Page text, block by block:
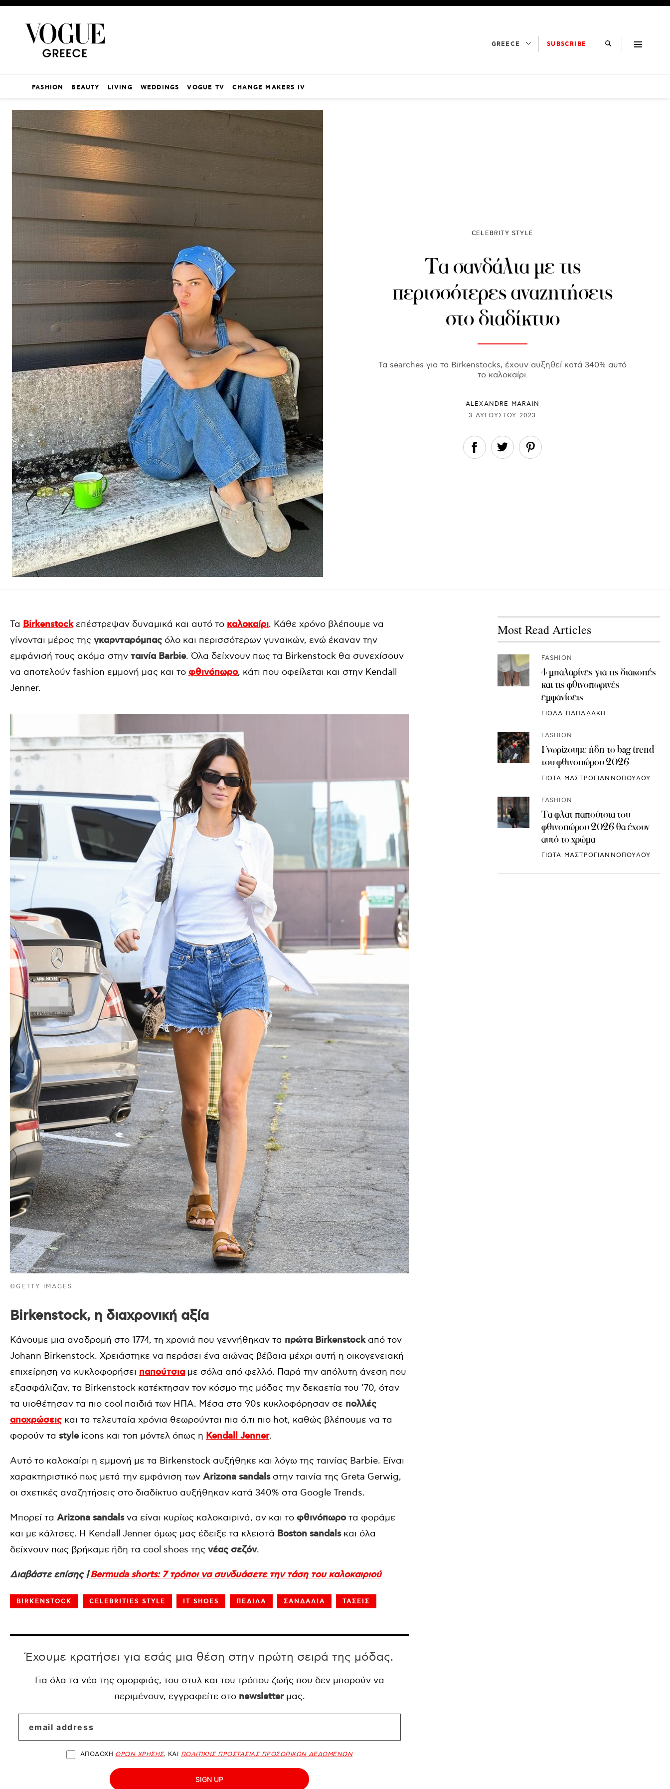
GREECE SUBSCRIBE
FASHION BEAUTY LIVING WEDDINGS VOGUE TV CHANGE MAKERS IV
CELEBRITY STYLE
Τα σανδάλια με τις
περισσότερες αναζητήσεις
στο διαδίκτυο
Τα searches για τα Birkenstocks, έχουν αυξηθεί κατά 340% αυτό
το καλοκαίρι.
ALEXANDRE MARAIN
3 ΑΥΓΟΎΣΤΟΥ 2023
Τα Birkenstockεπέστρεψαν δυναμικά και αυτό το καλοκαίρι. Κάθε χρόνο βλέπουμε να
γίνονται μέρος της γκαρνταρόμπας όλο και περισσότερων γυναικών, ενώ έκαναν την
εμφάνισή τους ακόμα στην ταινία Barbie. Όλα δείχνουν πως τα Birkenstock θα συνεχίσουν
να αποτελούν fashion εμμονή μας και το φθινόπωρο, κάτι που οφείλεται και στην Kendall
Jenner.
©GETTY IMAGES
Birkenstock, η διαχρονική αξία
Κάνουμε μια αναδρομή στο 1774, τη χρονιά που γεννήθηκαν τα πρώτα Birkenstockαπό τον
Johann Birkenstock. Χρειάστηκε να περάσει ένα αιώνας βέβαια μέχρι αυτή η οικογενειακή
επιχείρηση να κυκλοφορήσει παπούτσια με σόλα από φελλό. Παρά την απόλυτη άνεση που
εξασφάλιζαν, τα Birkenstock κατέκτησαν τον κόσμο της μόδας την δεκαετία του ’70, όταν
τα υιοθέτησαν τα πιο cool παιδιά των ΗΠΑ. Μέσα στα 90s κυκλοφόρησαν σε πολλές
αποχρώσεις και τα τελευταία χρόνια θεωρούνται πια ό,τι πιο hot, καθώς βλέπουμε να τα
φορούν τα styleicons και τοπ μόντελ όπως η Kendall Jenner.
Αυτό το καλοκαίρι η εμμονή με τα Birkenstock αυξήθηκε και λόγω της ταινίας Barbie. Είναι
χαρακτηριστικό πως μετά την εμφάνιση των Arizona sandalsστην ταινία της Greta Gerwig,
οι σχετικές αναζητήσεις στο διαδίκτυο αυξήθηκαν κατά 340% στα Google Trends.
Μπορεί τα Arizona sandalsνα είναι κυρίως καλοκαιρινά, αν και το φθινόπωροτα φοράμε
και με κάλτσες. Η Kendall Jenner όμως μας έδειξε τα κλειστά Boston sandalsκαι όλα
δείχνουν πως βρήκαμε ήδη τα cool shoes της νέας σεζόν.
Διαβάστε επίσης |Bermuda shorts: 7 τρόποι να συνδυάσετε την τάση του καλοκαιριού
BIRKENSTOCK CELEBRITIES STYLE IT SHOES ΠΕΔΙΛΑ ΣΑΝΔΑΛΙΑ ΤΑΣΕΙΣ
Έχουμε κρατήσει για εσάς μια θέση στην πρώτη σειρά της μόδας.
Για όλα τα νέα της ομορφιάς, του στυλ και του τρόπου ζωής που δεν μπορούν να
περιμένουν, εγγραφείτε στο newsletterμας.
ΑΠΟΔΟΧΗ ΟΡΩΝ ΧΡΗΣΗΣ, ΚΑΙ ΠΟΛΙΤΙΚΗΣ ΠΡΟΣΤΑΣΙΑΣ ΠΡΟΣΩΠΙΚΩΝ ΔΕΔΟΜΕΝΩΝ
SIGN UP
Most Read Articles
FASHION
4 μπαλαρίνες για τις διακοπές
και τις φθινοπωρινές
εμφανίσεις
ΓΙΟΛΑ ΠΑΠΑΔΑΚΗ
FASHION
Γνωρίζουμε ήδη το bag trend
του φθινοπώρου 2026
ΓΙΩΤΑ ΜΑΣΤΡΟΓΙΑΝΝΟΠΟΥΛΟΥ
FASHION
Τα φλατ παπούτσια του
φθινοπώρου 2026 θα έχουν
αυτό το χρώμα
ΓΙΩΤΑ ΜΑΣΤΡΟΓΙΑΝΝΟΠΟΥΛΟΥ